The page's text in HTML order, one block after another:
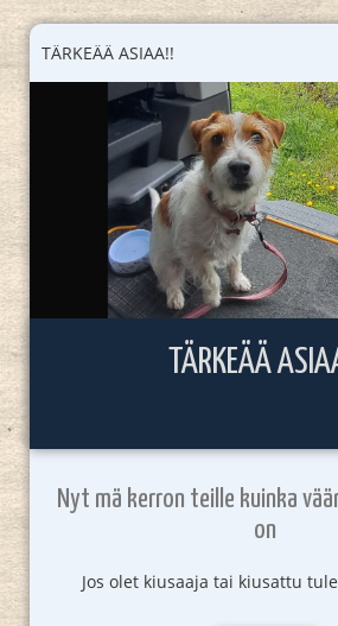
TÄRKEÄÄ ASIAA!!
TÄRKEÄÄ
Nyt mä kerron teille kuinka
on
Jos olet kiusaaja tai kiusattu